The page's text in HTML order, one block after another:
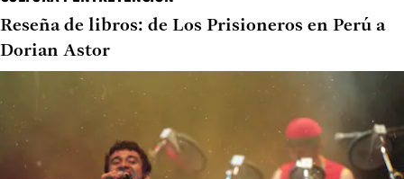
Reseña de libros: de Los Prisioneros en Perú a
Dorian Astor